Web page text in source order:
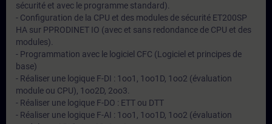
sécurité et avec le programme standard).
- Configuration de la CPU et des modules de sécurité ET200SP
HA sur PPRODINET IO (avec et sans redondance de CPU et des
modules).
- Programmation avec le logiciel CFC (Logiciel et principes de
base)
- Réaliser une logique F-DI : 1oo1, 1oo1D, 1oo2 (évaluation
module ou CPU), 1oo2D, 2oo3.
- Réaliser une logique F-DO : ETT ou DTT
- Réaliser une logique F-AI : 1oo1, 1oo1D, 1oo2 (évaluation